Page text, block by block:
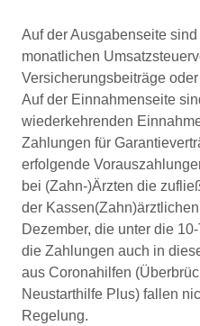
Auf der Ausgabenseite
monatlichen
Versicherungsbeiträge
Auf der Einnahmenseite
wiederkehrenden
Zahlungen für
erfolgende
bei (Zahn-)Ärzten die
der
Dezember, die unter die
die Zahlungen auch in
aus Corona­hilfen
Neustarthilfe Plus) fallen
Regelung.